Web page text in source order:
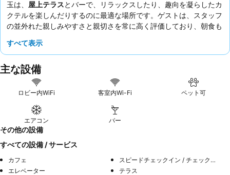
玉は、 屋上テラスとバーで、リラックスしたり、趣向を凝らしたカ
クテルを楽しんだりするのに最適な場所です。ゲストは、スタッフ
の並外れた親しみやすさと親切さを常に高く評価しており、朝食も
高の体験をするには、夕暮れ時に
すべて表示
主な設備
ロビー内WiFi 客室内Wi-Fi ペット可
エアコン バー
その他の設備
すべての設備 / サービス
カフェ
スピードチェックイン / チェックアウト
エレベーター
テラス